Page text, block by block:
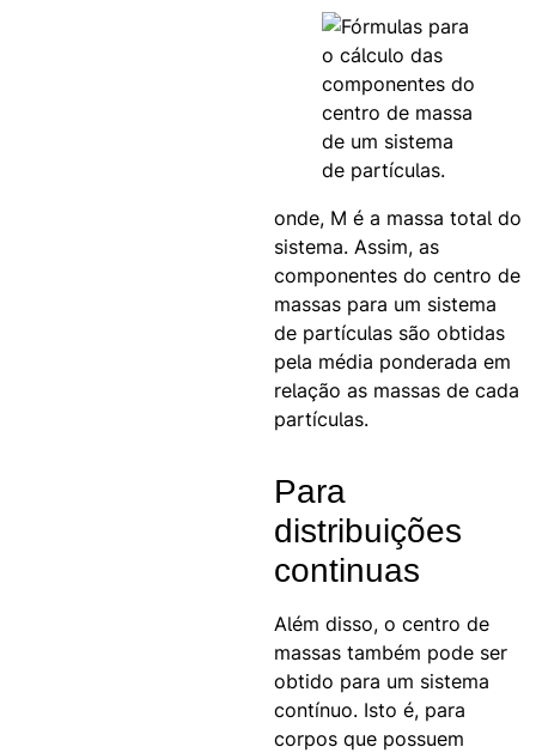
onde, M é a massa total do
sistema. Assim, as
componentes do centro de
massas para um sistema
de partículas são obtidas
pela média ponderada em
relação as massas de cada
partículas.
Para
distribuições
continuas
Além disso, o centro de
massas também pode ser
obtido para um sistema
contínuo. Isto é, para
corpos que possuem